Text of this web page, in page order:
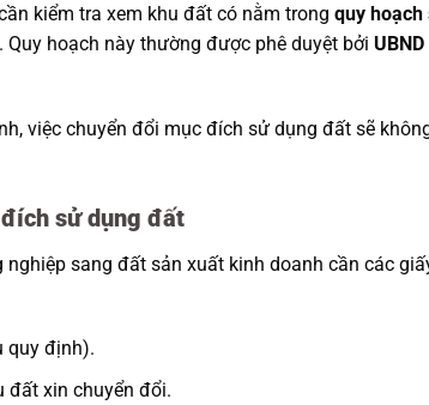
kiểm tra xem khu đất có nằm trong quy hoạch
hoạch này thường được phê duyệt bởi UBND
việc chuyển đổi mục đích sử dụng đất sẽ
sử dụng đất
sang đất sản xuất kinh doanh cần các
quy định).
đất xin chuyển đổi.